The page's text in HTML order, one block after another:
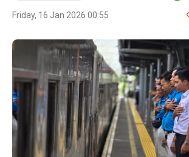
Friday, 16 Jan 2026 00:55